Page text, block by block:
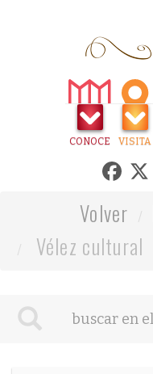
CONOCE VISITA
Volver
Vélez cultural